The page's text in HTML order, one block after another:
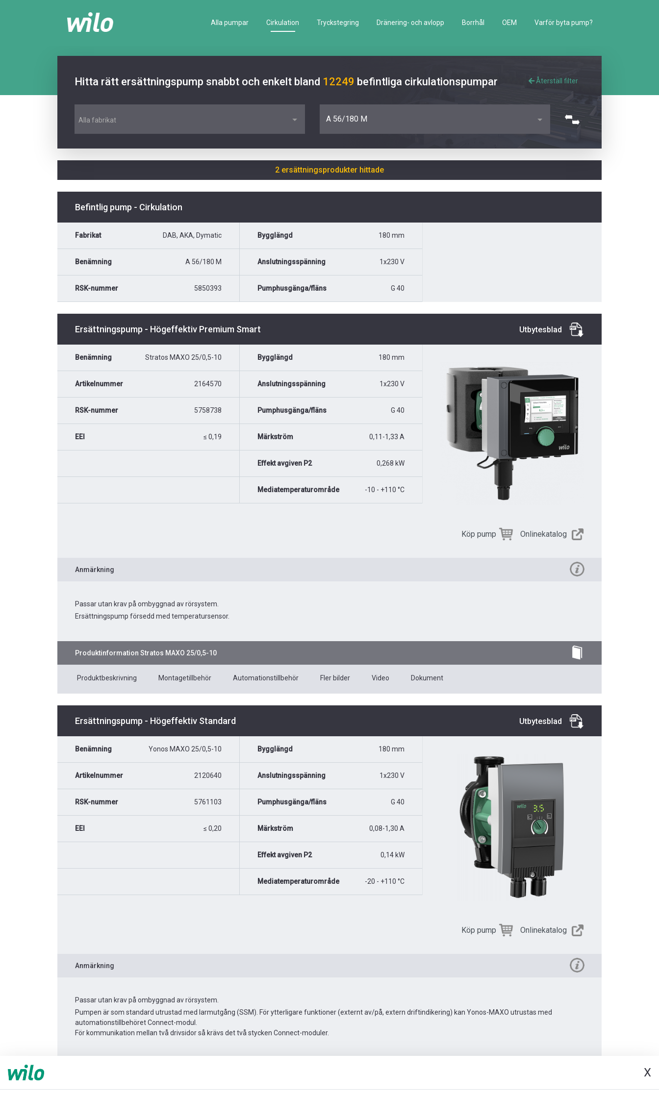
X
Alla pumpar Cirkulation Tryckstegring Dränering- och avlopp Borrhål OEM Varför byta pump?
Hitta rätt ersättningspump snabbt och enkelt bland 12249 befintliga cirkulationspumpar Återställ filter
Alla fabrikat A 56/180 M
2 ersättningsprodukter hittade
Befintlig pump - Cirkulation
Fabrikat DAB, AKA, Dymatic
Benämning A 56/180 M
RSK-nummer 5850393
Bygglängd 180 mm
Anslutningsspänning 1x230 V
Pumphusgänga/fläns G 40
Ersättningspump - Högeffektiv Premium Smart Utbytesblad
Benämning Stratos MAXO 25/0,5-10
Artikelnummer 2164570
RSK-nummer 5758738
EEI ≤ 0,19
Bygglängd 180 mm
Anslutningsspänning 1x230 V
Pumphusgänga/fläns G 40
Märkström 0,11-1,33 A
Effekt avgiven P2 0,268 kW
Mediatemperaturområde -10 - +110 °C
Köp pump Onlinekatalog
Anmärkning
Passar utan krav på ombyggnad av rörsystem.
Ersättningspump försedd med temperatursensor.
Produktinformation Stratos MAXO 25/0,5-10
Produktbeskrivning Montagetillbehör Automationstillbehör Fler bilder Video Dokument
Ersättningspump - Högeffektiv Standard Utbytesblad
Benämning Yonos MAXO 25/0,5-10
Artikelnummer 2120640
RSK-nummer 5761103
EEI ≤ 0,20
Bygglängd 180 mm
Anslutningsspänning 1x230 V
Pumphusgänga/fläns G 40
Märkström 0,08-1,30 A
Effekt avgiven P2 0,14 kW
Mediatemperaturområde -20 - +110 °C
Köp pump Onlinekatalog
Anmärkning
Passar utan krav på ombyggnad av rörsystem.
Pumpen är som standard utrustad med larmutgång (SSM). För ytterligare funktioner (externt av/på, extern driftindikering) kan Yonos-MAXO utrustas med
automationstillbehöret Connect-modul.
För kommunikation mellan två drivsidor så krävs det två stycken Connect-moduler.